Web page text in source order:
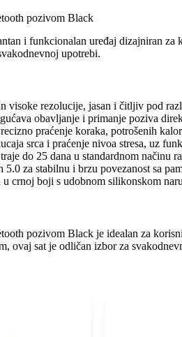
pozivom Black
i funkcionalan uređaj dizajniran
upotrebi.
visoke rezolucije, jasan i čitljiv pod
obavljanje i primanje poziva
praćenje koraka, potrošenih
srca i praćenje nivoa stresa, uz
do 25 dana u standardnom načinu
5.0 za stabilnu i brzu povezanost sa
u crnoj boji s udobnom silikonskom
pozivom Black je idealan za
ovaj sat je odličan izbor za